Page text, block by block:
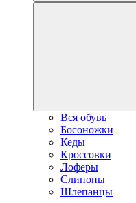
Вся обувь
Босоножки
Кеды
Кроссовки
Лоферы
Слипоны
Шлепанцы